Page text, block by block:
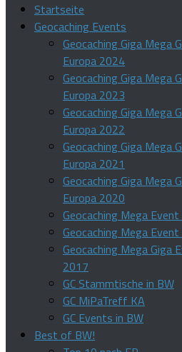
Startseite
Geocaching Events
Geocaching Giga Mega
Europa 2024
Geocaching Giga Mega
Europa 2023
Geocaching Giga Mega
Europa 2022
Geocaching Giga Mega
Europa 2021
Geocaching Giga Mega
Europa 2020
Geocaching Mega
Geocaching Mega
Geocaching Mega Giga
2017
GC Stammtische in BW
GC MiPaTreff KA
GC Events in BW
Best of BW!